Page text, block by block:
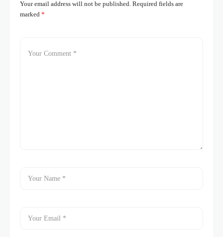
Your email address will not be published. Required fields are
marked *